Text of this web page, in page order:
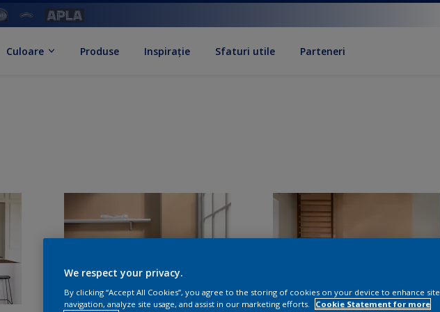
Culoare Produse Inspirație Sfaturi utile Parteneri
We respect your privacy.
By clicking “Accept All Cookies”, you agree to the storing of cookies on your device to enhance site
navigation, analyze site usage, and assist in our marketing efforts.
Cookie Statement for more